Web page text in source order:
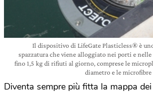
Il dispositivo di LifeGate Plasticless® è
spazzatura che viene alloggiato nei porti e
fino 1,5 kg di rifiuti al giorno, comprese le
diametro e le
Diventa sempre più fitta la mappa dei